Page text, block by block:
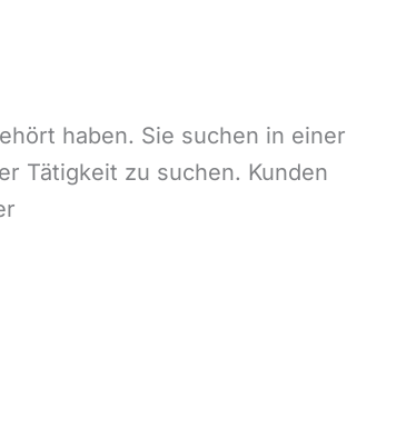
haben. Sie suchen in einer
Tätigkeit zu suchen. Kunden